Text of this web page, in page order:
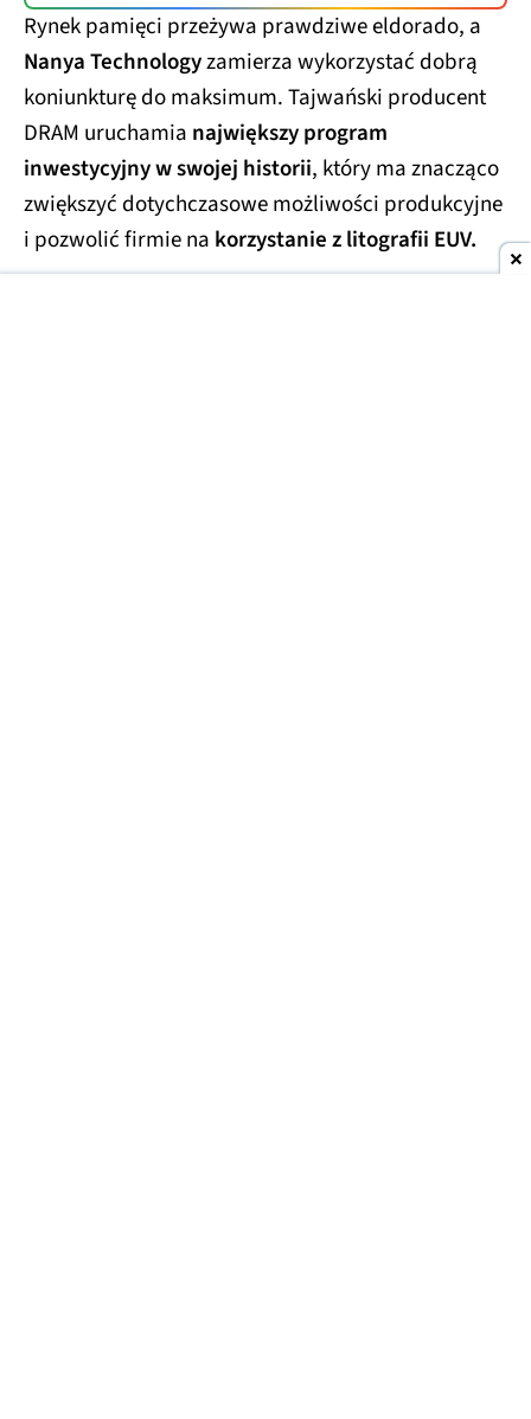
Rynek pamięci przeżywa prawdziwe eldorado, a
Nanya Technologyzamierza wykorzystać dobrą
koniunkturę do maksimum. Tajwański producent
DRAM uruchamia największy program
inwestycyjny w swojej historii, który ma znacząco
zwiększyć dotychczasowe możliwości produkcyjne
i pozwolić firmie na korzystanie z litografii EUV.